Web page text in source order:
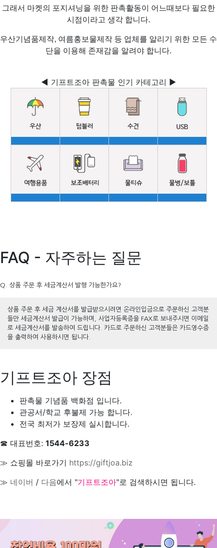
그래서 마켓의 포지셔닝을 위한 판촉활동이 어느때보다 필요한
시점이라고 생각 합니다.
우산기념품제작, 여름홍보물제작 등 업체를 알리기 위한 모든 수
단을 이용해 존재감을 알려야 합니다.
◀ 기프트조아 판촉물 인기 카테고리 ▶
FAQ - 자주하는 질문
Q. 상품 주문 후 세금계산서 발행 가능한가요?
상품 주문 후 세금 계산서를 발급받으시려면 온라인입금으로 주문하신 고객분
들만 세금계산서 발급이 가능하며, 사업자등록증을 FAX로 보내주시면 이메일
로 세금계산서를 발송하여 드립니다. 카드로 주문하신 고객분들은 카드영수증
을 출력하여 사용하시면 됩니다.
기프트조아 장점
판촉물 기념품 백화점 입니다.
관공서/학교 후불제 가능 합니다.
전국 최저가 보장제 실시합니다.
☎ 대표번호: 1544-6233
≫ 쇼핑몰 바로가기 https://giftjoa.biz
≫ 네이버 / 다음에서 "기프트조아"로 검색하시면 됩니다.